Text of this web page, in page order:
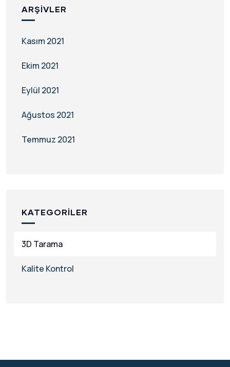
ARŞIVLER
Kasım 2021
Ekim 2021
Eylül 2021
Ağustos 2021
Temmuz 2021
KATEGORILER
3D Tarama
Kalite Kontrol